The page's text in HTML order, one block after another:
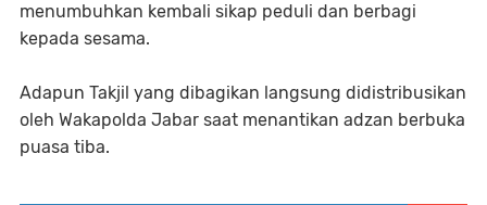
menumbuhkan kembali sikap peduli dan berbagi
kepada sesama.
Adapun Takjil yang dibagikan langsung didistribusikan
oleh Wakapolda Jabar saat menantikan adzan berbuka
puasa tiba.